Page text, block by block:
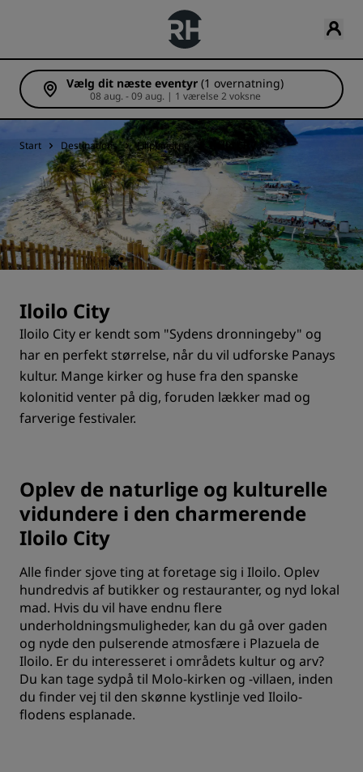
Vælg dit næste eventyr (1 overnatning)
08 aug. - 09 aug. | 1 værelse 2 voksne
Start Destinations Filippinerne Iloilo City
Iloilo City
Iloilo City er kendt som "Sydens dronningeby" og
har en perfekt størrelse, når du vil udforske Panays
kultur. Mange kirker og huse fra den spanske
kolonitid venter på dig, foruden lækker mad og
farverige festivaler.
Oplev de naturlige og kulturelle
vidundere i den charmerende
Iloilo City
Alle finder sjove ting at foretage sig i Iloilo. Oplev
hundredvis af butikker og restauranter, og nyd lokal
mad. Hvis du vil have endnu flere
underholdningsmuligheder, kan du gå over gaden
og nyde den pulserende atmosfære i Plazuela de
Iloilo. Er du interesseret i områdets kultur og arv?
Du kan tage sydpå til Molo-kirken og -villaen, inden
du finder vej til den skønne kystlinje ved Iloilo-
flodens esplanade.